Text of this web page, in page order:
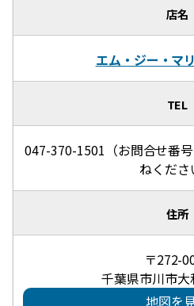
店名
エム・ジー・マ
TEL
047-370-1501（お問合せ番
ねくださ
住所
〒272-
千葉県市川市
地図を